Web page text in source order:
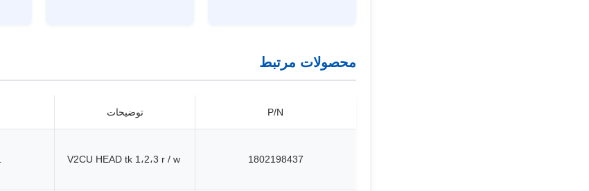
محصولات مرتبط
P/N توضیحات
1802198437 V2CU HEAD tk 1،2،3 r / w